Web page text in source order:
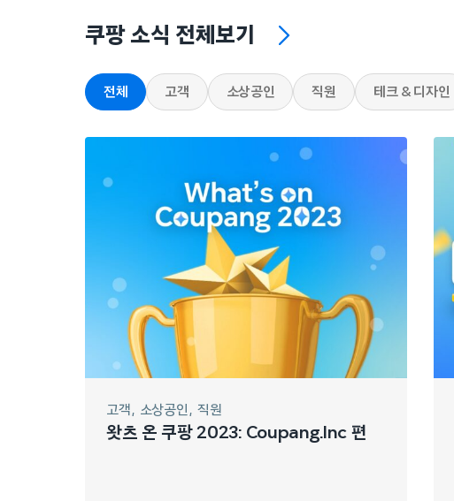
쿠팡 소식 전체보기
전체 고객 소상공인 직원 테크 & 디자인
고객 소상공인 직원
왓츠 온 쿠팡 2023: Coupang.Inc 편